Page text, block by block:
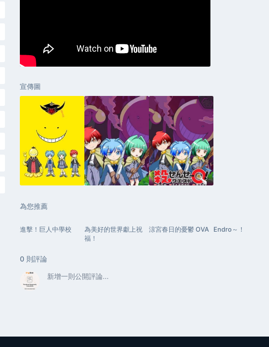
宣傳圖
為您推薦
進擊！巨人中學校
為美好的世界獻上祝
福！
涼宮春日的憂鬱 OVA Endro～！
0 則評論